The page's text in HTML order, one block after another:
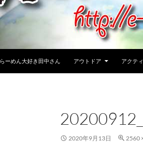
らーめん大好き田中さん アウトドア アクテ
2020年9月13日 2560